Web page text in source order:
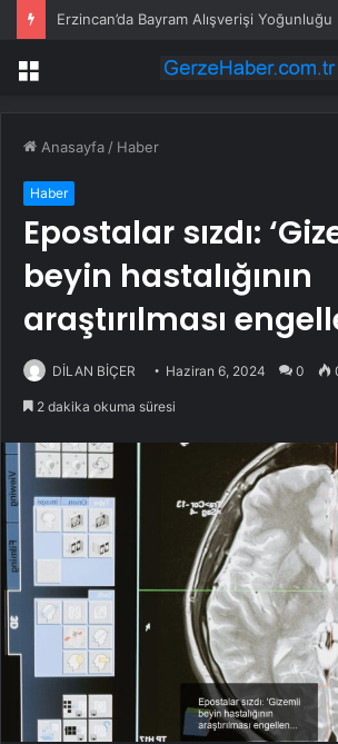
Erzincan’da Bayram Alışverişi Yoğunluğu
Menü
Anasayfa / Haber
Haber
Epostalar sızdı:
beyin hastalığının
araştırılması
DİLAN BİÇER Haziran 6, 2024 0
2 dakika okuma süresi